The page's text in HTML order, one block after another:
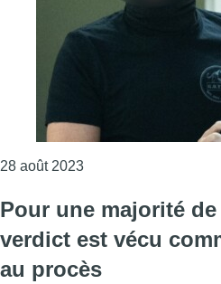
28 août 2023Consulter l'article
Pour une majorité
verdict est vécu
au procès